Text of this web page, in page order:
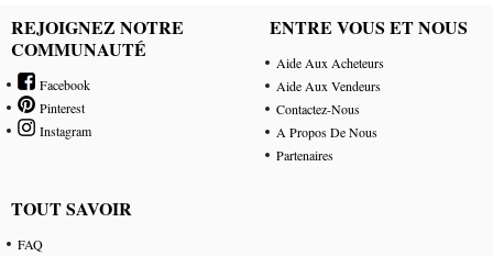
REJOIGNEZ NOTRE
COMMUNAUTÉ
Facebook
Pinterest
Instagram
ENTRE VOUS ET NOUS
Aide Aux Acheteurs
Aide Aux Vendeurs
Contactez-Nous
A Propos De Nous
Partenaires
TOUT SAVOIR
FAQ